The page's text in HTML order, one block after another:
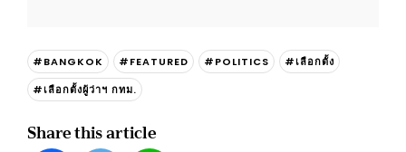
#BANGKOK #FEATURED #POLITICS
#เลือกตั้ง
#เลือกตั้งผู้ว่าฯ กทม.
Share this article